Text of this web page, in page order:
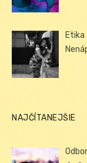
NAJČÍTANEJŠIE